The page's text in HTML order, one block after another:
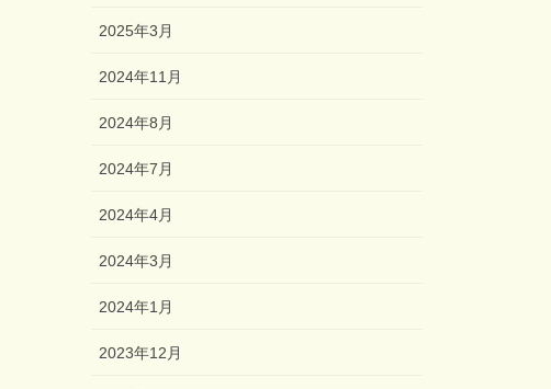
2025年3月
2024年11月
2024年8月
2024年7月
2024年4月
2024年3月
2024年1月
2023年12月